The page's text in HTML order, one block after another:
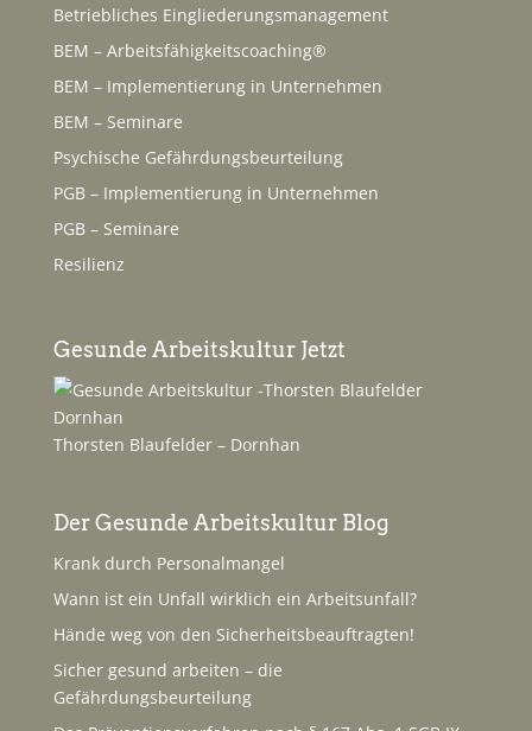
Betriebliches Eingliederungsmanagement
BEM – Arbeitsfähigkeitscoaching®
BEM – Implementierung in Unternehmen
BEM – Seminare
Psychische Gefährdungsbeurteilung
PGB – Implementierung in Unternehmen
PGB – Seminare
Resilienz
Gesunde Arbeitskultur Jetzt
Thorsten Blaufelder – Dornhan
Der Gesunde Arbeitskultur Blog
Krank durch Personalmangel
Wann ist ein Unfall wirklich ein Arbeitsunfall?
Hände weg von den Sicherheitsbeauftragten!
Sicher gesund arbeiten – die
Gefährdungsbeurteilung